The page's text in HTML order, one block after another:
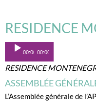
RESIDENCE
Lecteur
00:00 00:00
RESIDENCE
ASSEMBLÉE
L’Assemblée générale de